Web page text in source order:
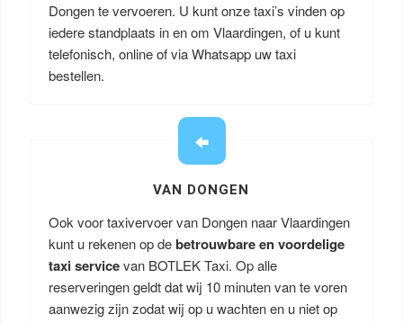
Dongen te vervoeren. U kunt onze taxi’s vinden op
iedere standplaats in en om Vlaardingen, of u kunt
telefonisch, online of via Whatsapp uw taxi
bestellen.
VAN DONGEN
Ook voor taxivervoer van Dongen naar Vlaardingen
kunt u rekenen op debetrouwbare en voordelige
taxi servicevan BOTLEK Taxi. Op alle
reserveringen geldt dat wij 10 minuten van te voren
aanwezig zijn zodat wij op u wachten en u niet op